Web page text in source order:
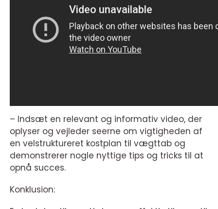
– Indsæt en relevant og informativ video, der
oplyser og vejleder seerne om vigtigheden af
en velstruktureret kostplan til vægttab og
demonstrerer nogle nyttige tips og tricks til at
opnå succes.
Konklusion: